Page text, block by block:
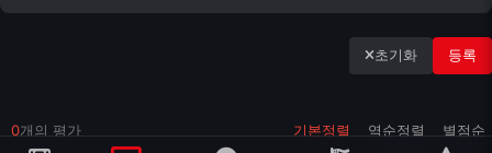
초기화 등록
기본정렬 역순정렬 별점순
0개의 평가